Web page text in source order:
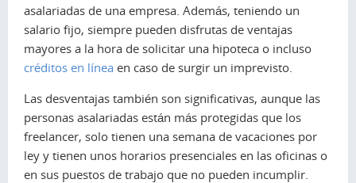
asalariadas de una empresa. Además, teniendo un
salario fijo, siempre pueden disfrutas de ventajas
mayores a la hora de solicitar una hipoteca o incluso
créditos en línea en caso de surgir un imprevisto.
Las desventajas también son significativas, aunque las
personas asalariadas están más protegidas que los
freelancer, solo tienen una semana de vacaciones por
ley y tienen unos horarios presenciales en las oficinas o
en sus puestos de trabajo que no pueden incumplir.